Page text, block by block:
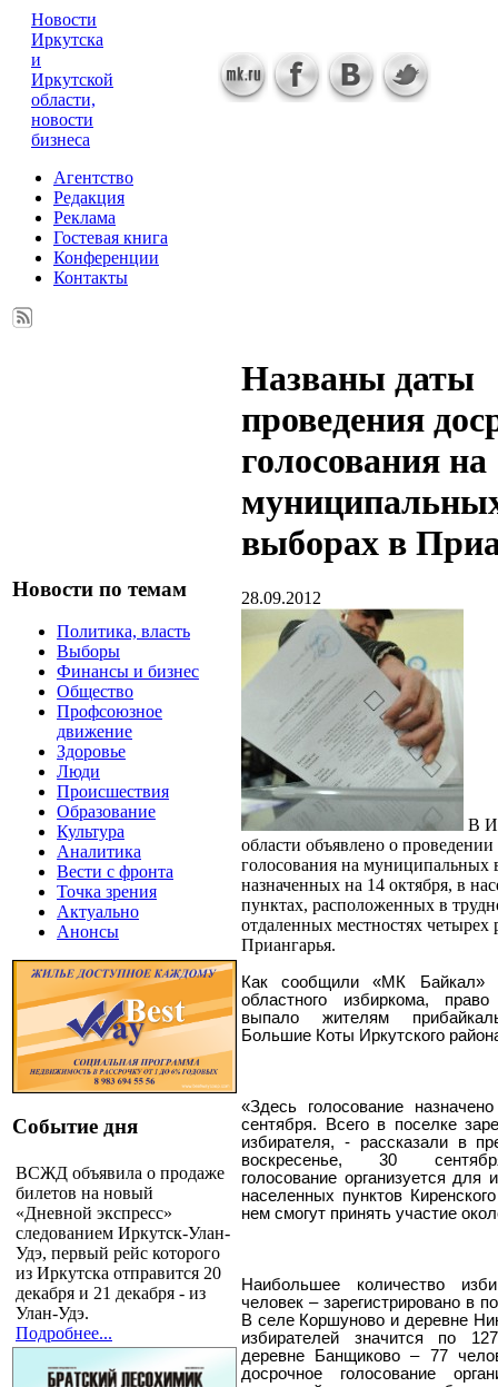
Новости
Иркутска
и
Иркутской
области,
новости
бизнеса
Агентство
Редакция
Реклама
Гостевая книга
Конференции
Контакты
Новости по темам
Политика, власть
Выборы
Финансы и бизнес
Общество
Профсоюзное
движение
Здоровье
Люди
Происшествия
Образование
Культура
Аналитика
Вести с фронта
Точка зрения
Актуально
Анонсы
Событие дня
ВСЖД объявила о продаже
билетов на новый
«Дневной экспресс»
следованием Иркутск-Улан-
Удэ, первый рейс которого
из Иркутска отправится 20
декабря и 21 декабря - из
Улан-Удэ.
Подробнее...
Названы даты
проведения
голосования на
выборах в
28.09.2012
В
области объявлено о
голосования на муниципальных
назначенных на 14 октября, в
пунктах, расположенных в
отдаленных местностях четырех
Приангарья.
Как сообщили «МК Байкал»
областного избиркома,
выпало жителям
Большие Коты Иркутского
«Здесь голосование
сентября. Всего в поселке
избирателя, - рассказали в
воскресенье, 30
голосование организуется для
населенных пунктов
нем смогут принять участие
Наибольшее количество
человек – зарегистрировано в
В селе Коршуново и деревне
избирателей значится по
деревне Банщиково – 77
досрочное голосование